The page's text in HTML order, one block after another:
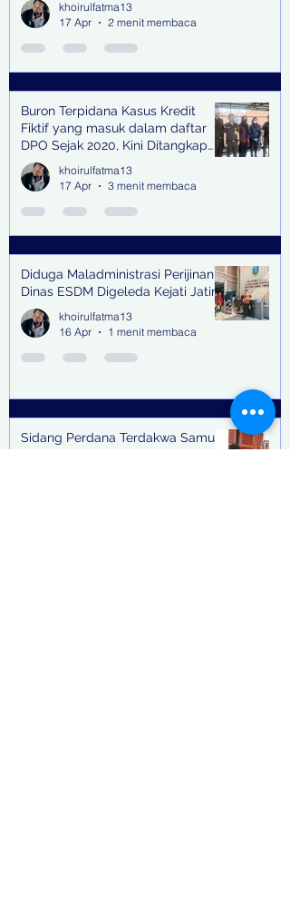
khoirulfatma13
17 Apr
2 menit membaca
Buron Terpidana Kasus Kredit
Fiktif yang masuk dalam daftar
DPO Sejak 2020, Kini Ditangkap
Kejari Surabaya
khoirulfatma13
17 Apr
3 menit membaca
Diduga Maladministrasi Perijinan,
Dinas ESDM Digeleda Kejati Jatim
khoirulfatma13
16 Apr
1 menit membaca
Sidang Perdana Terdakwa Samuel